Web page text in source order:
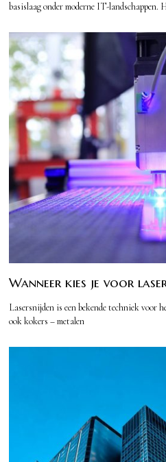
basislaag onder moderne IT-landschappen.
Wanneer kies je voor
Lasersnijden is een bekende techniek voor
ook kokers – metalen